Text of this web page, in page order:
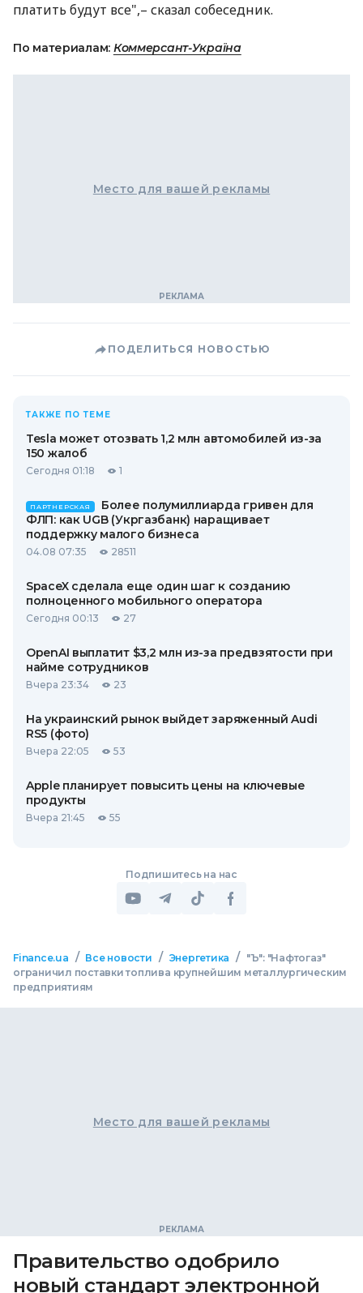
платить будут все",– сказал собеседник.
По материалам: Коммерсант-Україна
Место для вашей рекламы
ПОДЕЛИТЬСЯ НОВОСТЬЮ
ТАКЖЕ ПО ТЕМЕ
Tesla может отозвать 1,2 млн автомобилей из-за
150 жалоб
Сегодня 01:18 1
ПАРТНЕРСКАЯ
Более полумиллиарда гривен для
ФЛП: как UGB (Укргазбанк) наращивает
поддержку малого бизнеса
04.08 07:35 28511
SpaceX сделала еще один шаг к созданию
полноценного мобильного оператора
Сегодня 00:13 27
OpenAI выплатит $3,2 млн из-за предвзятости при
найме сотрудников
Вчера 23:34 23
На украинский рынок выйдет заряженный Audi
RS5 (фото)
Вчера 22:05 53
Apple планирует повысить цены на ключевые
продукты
Вчера 21:45 55
Подпишитесь на нас
Finance.ua / Все новости / Энергетика /
"Ъ": "Нафтогаз"
ограничил поставки топлива крупнейшим металлургическим
предприятиям
Место для вашей рекламы
Правительство одобрило
новый стандарт электронной